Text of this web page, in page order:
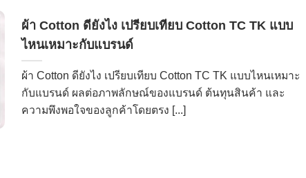
ผ้า Cotton ดียังไง เปรียบเทียบ Cotton TC TK แบบ
ไหนเหมาะกับแบรนด์
ผ้า Cotton ดียังไง เปรียบเทียบ Cotton TC TK แบบไหนเหมาะ
กับแบรนด์ ผลต่อภาพลักษณ์ของแบรนด์ ต้นทุนสินค้า และ
ความพึงพอใจของลูกค้าโดยตรง [...]